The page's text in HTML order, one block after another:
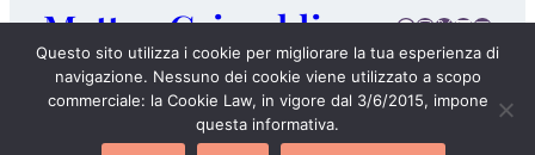
Matteo Grimaldi Facebook
Instagram
X LinkedIn
E-mail
DIARIOCHI SONOI MIEI LIBRI 4 CHIACCHIERE
Questo sito utilizza i cookie per migliorare la tua esperienza di
navigazione. Nessuno dei cookie viene utilizzato a scopo
commerciale: la Cookie Law, in vigore dal 3/6/2015, impone
questa informativa.